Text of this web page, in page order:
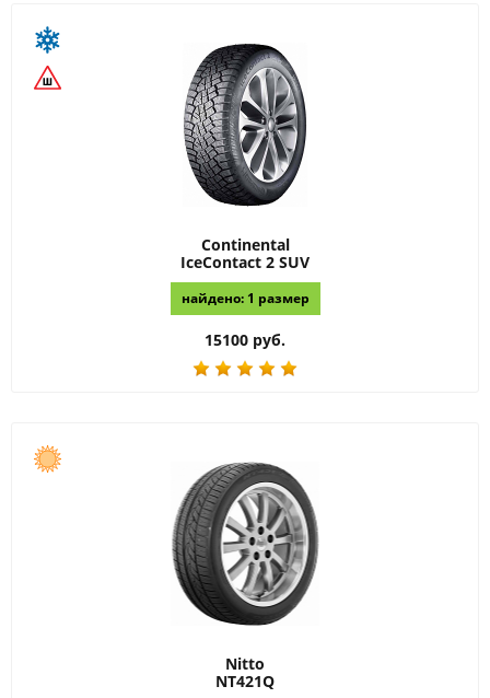
Continental
IceContact 2 SUV
найдено: 1 размер
15100 руб.
Nitto
NT421Q